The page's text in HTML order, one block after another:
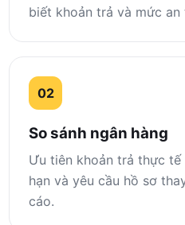
biết khoản trả và mức an
02
So sánh ngân hàng
Ưu tiên khoản trả thực tế
hạn và yêu cầu hồ sơ
cáo.